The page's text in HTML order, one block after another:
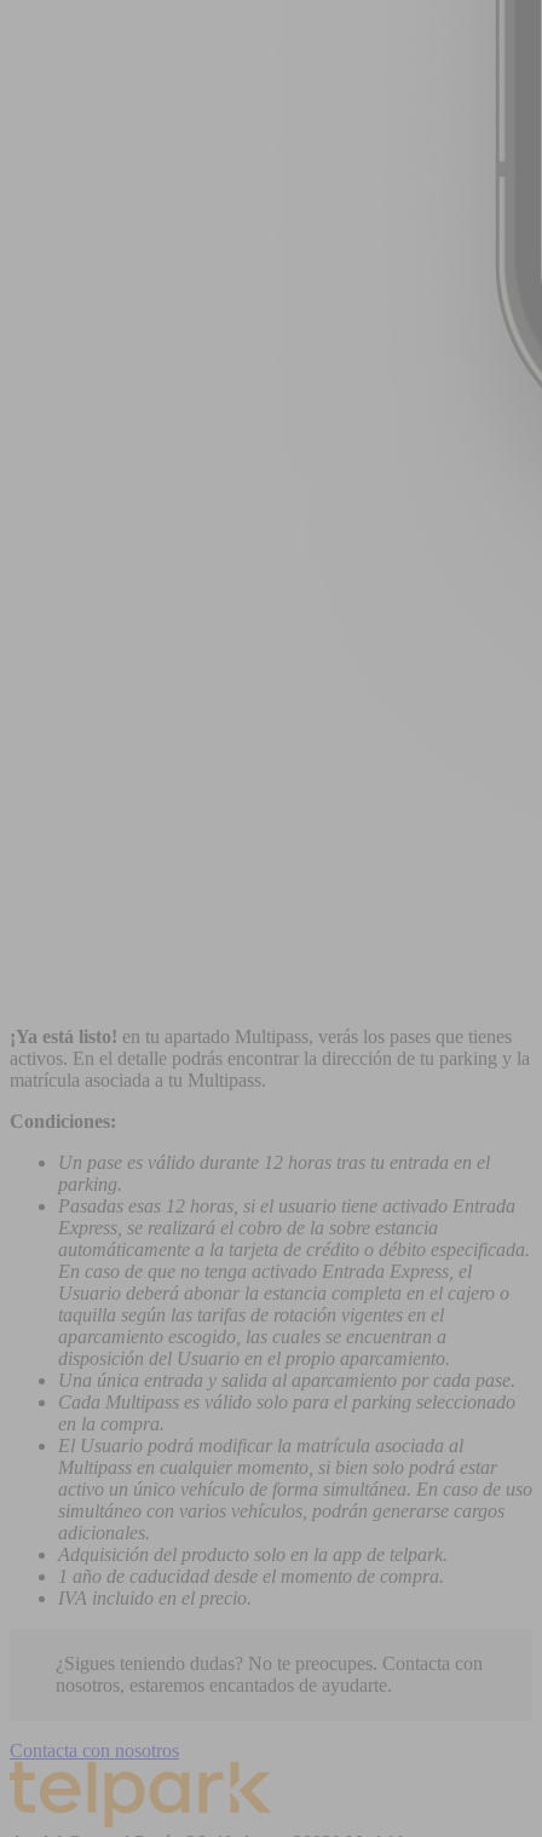
¡Ya está listo! en tu apartado Multipass, verás los pases que tienes
activos. En el detalle podrás encontrar la dirección de tu parking y la
matrícula asociada a tu Multipass.
Condiciones:
Un pase es válido durante 12 horas tras tu entrada en el
parking.
Pasadas esas 12 horas, si el usuario tiene activado Entrada
Express, se realizará el cobro de la sobre estancia
automáticamente a la tarjeta de crédito o débito especificada.
En caso de que no tenga activado Entrada Express, el
Usuario deberá abonar la estancia completa en el cajero o
taquilla según las tarifas de rotación vigentes en el
aparcamiento escogido, las cuales se encuentran a
disposición del Usuario en el propio aparcamiento.
Una única entrada y salida al aparcamiento por cada pase.
Cada Multipass es válido solo para el parking seleccionado
en la compra.
El Usuario podrá modificar la matrícula asociada al
Multipass en cualquier momento, si bien solo podrá estar
activo un único vehículo de forma simultánea. En caso de uso
simultáneo con varios vehículos, podrán generarse cargos
adicionales.
Adquisición del producto solo en la app de telpark.
1 año de caducidad desde el momento de compra.
IVA incluido en el precio.
¿Sigues teniendo dudas? No te preocupes. Contacta con
nosotros, estaremos encantados de ayudarte.
Contacta con nosotros